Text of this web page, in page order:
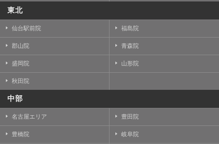
東北
仙台駅前院 福島院
郡山院 青森院
盛岡院 山形院
秋田院
中部
名古屋エリア 豊田院
豊橋院 岐阜院